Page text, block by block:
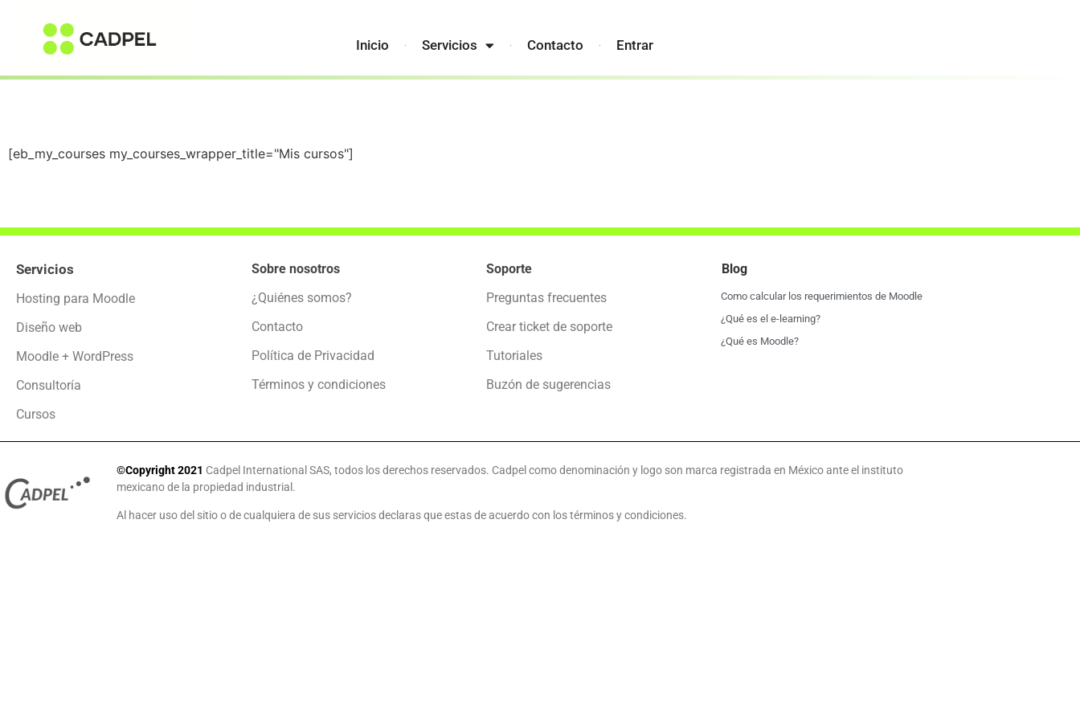
Inicio Servicios Contacto Entrar
[eb_my_courses my_courses_wrapper_title="Mis cursos"]
Servicios
Hosting para Moodle
Diseño web
Moodle + WordPress
Consultoría
Cursos
Sobre nosotros
¿Quiénes somos?
Contacto
Política de Privacidad
Términos y condiciones
Soporte
Preguntas frecuentes
Crear ticket de soporte
Tutoriales
Buzón de sugerencias
Blog
Como calcular los requerimientos de Moodle
¿Qué es el e-learning?
¿Qué es Moodle?
©Copyright 2021 Cadpel International SAS, todos los derechos reservados. Cadpel como denominación y logo son marca registrada en México ante el instituto
mexicano de la propiedad industrial.
Al hacer uso del sitio o de cualquiera de sus servicios declaras que estas de acuerdo con los términos y condiciones.